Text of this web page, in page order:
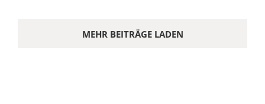
MEHR BEITRÄGE LADEN